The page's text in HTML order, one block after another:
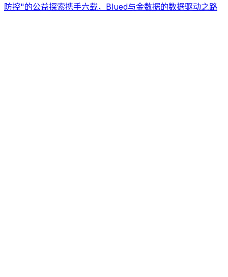
防控"的公益探索携手六载，Blued与金数据的数据驱动之路